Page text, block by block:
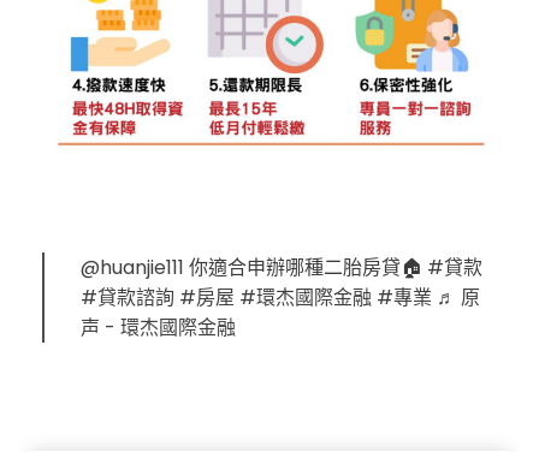
@huanjie111 你適合申辦哪種二胎房貸🏠 #貸款
#貸款諮詢 #房屋 #環杰國際金融 #專業 ♬ 原
声 - 環杰國際金融